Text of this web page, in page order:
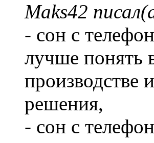
Maks42
- сон с
лучше понять
производстве
решения,
- сон с